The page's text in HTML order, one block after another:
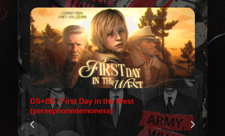
DS+BC: First Day in the West
(persephonedemoness)